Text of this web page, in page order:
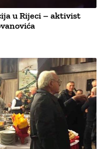
u Rijeci – aktivist